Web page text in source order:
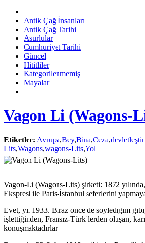
Antik Çağ İnsanları
Antik Çağ Tarihi
Asurlular
Cumhuriyet Tarihi
Güncel
Hititliler
Kategorilenmemiş
Mayalar
Vagon Li (Wagons-
Etiketler: Avrupa,Bey,Bina,Ceza,
Lits,Wagons,wagons-Lits,Yol
Vagon-Li (Wagons-Lits) şirketi: 1872
Ekspresi ile Paris-İstanbul seferlerini
Evet, yıl 1933. Biraz önce de söylediğim
işlettiğinden, Fransız-Türk’lerden oluşan,
konuşmaktadırlar.